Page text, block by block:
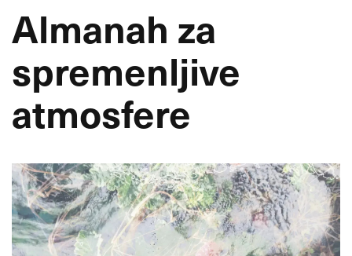
Almanah za
spremenljive
atmosfere